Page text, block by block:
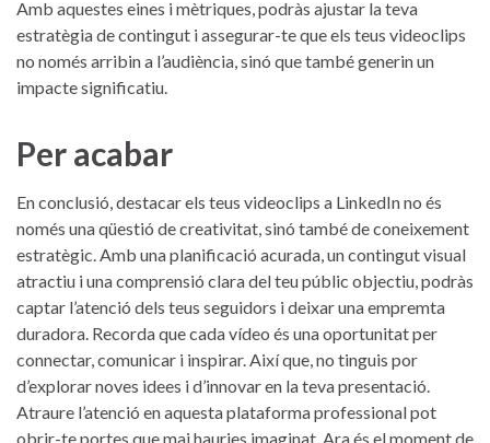
Amb aquestes eines i ‌mètriques, podràs ajustar la ⁢teva
estratègia de ​contingut i assegurar-te que els teus videoclips
no⁢ només arribin a l’audiència, sinó que també generin un
impacte⁣ significatiu.
Per ‌acabar
En conclusió,‌ destacar els ‌teus videoclips a LinkedIn no és
només ⁣una qüestió⁣ de creativitat, sinó també de coneixement
estratègic. Amb ⁣una planificació acurada, un contingut visual
atractiu i una comprensió clara⁢ del teu públic ⁤objectiu, podràs
captar l’atenció dels teus seguidors i deixar una empremta
duradora. Recorda que cada ​vídeo és una oportunitat ‌per⁣
connectar, comunicar i inspirar. Així que, no tinguis por
d’explorar noves idees i d’innovar en la teva presentació.
Atraure l’atenció en aquesta​ plataforma professional pot
obrir-te portes ⁢que mai hauries imaginat. Ara és el moment de